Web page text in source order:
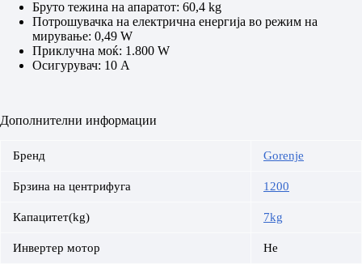
Бруто тежина на апаратот: 60,4 kg
Потрошувачка на електрична енергија во режим на
мирување: 0,49 W
Приклучна моќ: 1.800 W
Осигурувач: 10 A
Дополнителни информации
Бренд Gorenje
Брзина на центрифуга 1200
Капацитет(kg) 7kg
Инвертер мотор Не